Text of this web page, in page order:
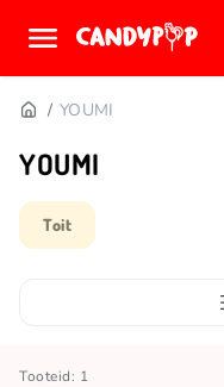
YOUMI
YOUMI
Toit
Tooteid: 1